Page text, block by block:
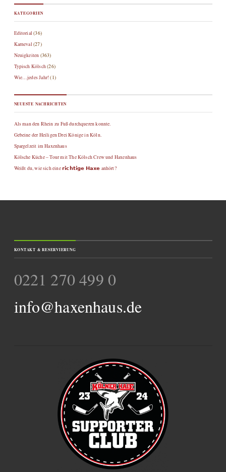
KATEGORIEN
Editorial (36)
Karneval (27)
Neuigkeiten (363)
Typisch Kölsch(26)
Wie…jedes Jahr!(1)
NEUESTE NACHRICHTEN
Als man den Rhein zu Fuß durchqueren konnte.
Gebeine der Heiligen Drei Könige in Köln.
Spargelzeit im Haxenhaus
Kölsche Küche – Tour mit The Kölsch Crew und Haxenhaus
Weißt du, wie sich eine 𝗿𝗶𝗰𝗵𝘁𝗶𝗴𝗲 𝗛𝗮𝘅𝗲 anhört?
KONTAKT & RESERVIERUNG
0221 270 499 0
info@haxenhaus.de